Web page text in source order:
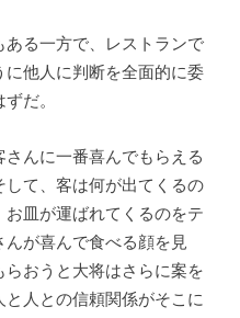
ある一方で、レストランで
他人に判断を全面的に委
だ。
んに一番喜んでもらえる
て、客は何が出てくるの
皿が運ばれてくるのをテ
が喜んで食べる顔を見
おうと大将はさらに案を
人との信頼関係がそこに